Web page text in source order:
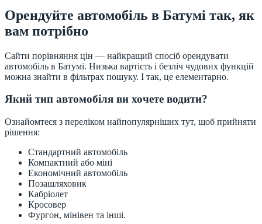
Орендуйте автомобіль в Батумі так, як
вам потрібно
Сайти порівняння цін — найкращий спосіб орендувати
автомобіль в Батумі. Низька вартість і безліч чудових функцій
можна знайти в фільтрах пошуку. І так, це елементарно.
Який тип автомобіля ви хочете водити?
Ознайомтеся з переліком найпопулярніших тут, щоб прийняти
рішення:
Стандартний автомобіль
Компактний або міні
Економічний автомобіль
Позашляховик
Кабріолет
Кросовер
Фургон, мінівен та інші.